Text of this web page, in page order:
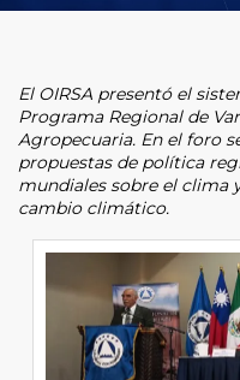
El OIRSA presentó el
Programa Regional de
Agropecuaria. En el foro
propuestas de política
mundiales sobre el clima
cambio climático.